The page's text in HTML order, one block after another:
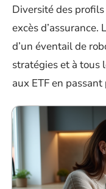
Diversité des
excès d’assurance.
d’un éventail de
stratégies et à tous
aux ETF en